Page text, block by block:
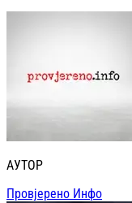
АУТОР
Провјерено Инфо